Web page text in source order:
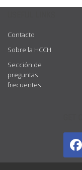
Contacto
Sobre la HCCH
Sección de
preguntas
frecuentes